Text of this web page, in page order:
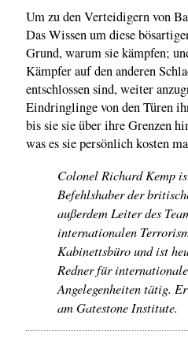
Um zu den Verteidigern von
Das Wissen um diese
Grund, warum sie kämpfen;
Kämpfer auf den anderen
entschlossen sind, weiter
Eindringlinge von den Türen
bis sie sie über ihre Grenzen
was es sie persönlich kosten
Colonel Richard Kemp
Befehlshaber der
außerdem Leiter des
internationalen
Kabinettsbüro und ist
Redner für
Angelegenheiten tätig.
am Gatestone Institute.